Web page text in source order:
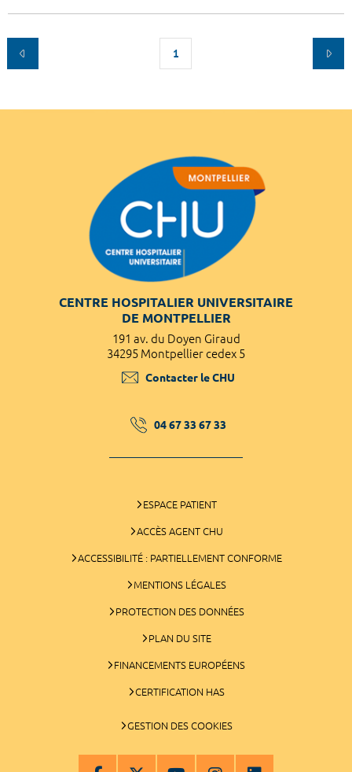
1
CENTRE HOSPITALIER UNIVERSITAIRE
DE MONTPELLIER
191 av. du Doyen Giraud
34295 Montpellier cedex 5
Contacter le CHU
04 67 33 67 33
ESPACE PATIENT
ACCÈS AGENT CHU
ACCESSIBILITÉ : PARTIELLEMENT CONFORME
MENTIONS LÉGALES
PROTECTION DES DONNÉES
PLAN DU SITE
FINANCEMENTS EUROPÉENS
CERTIFICATION HAS
GESTION DES COOKIES